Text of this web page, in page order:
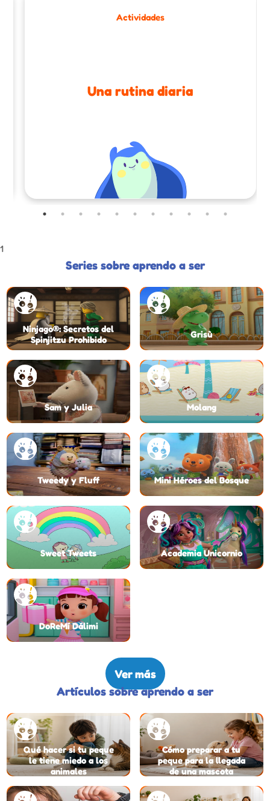
Actividades
Una rutina diaria
1
Series sobre aprendo a ser
Ninjago®: Secretos del
Spinjitzu Prohibido
Grisù
Sam y Julia Molang
Tweedy y Fluff Mini Héroes del Bosque
Sweet Tweets Academia Unicornio
DoReMí Dálimi
Ver más
Artículos sobre aprendo a ser
Qué hacer si tu peque
le tiene miedo a los
animales
Cómo preparar a tu
peque para la llegada
de una mascota